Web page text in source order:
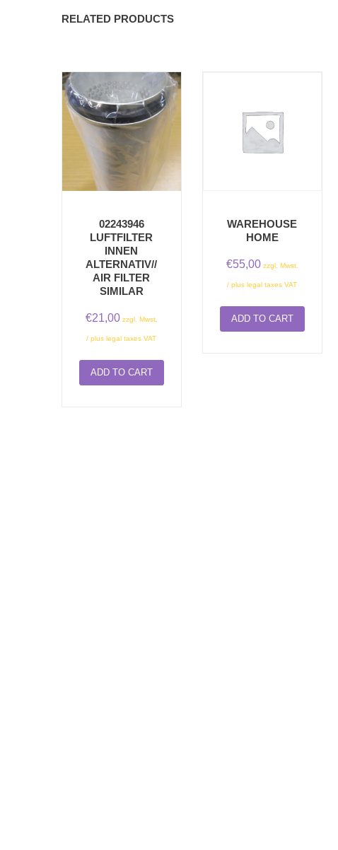
RELATED PRODUCTS
02243946
LUFTFILTER
INNEN
ALTERNATIV//
AIR FILTER
SIMILAR
€21,00 zzgl. Mwst.
/ plus legal taxes VAT
ADD TO CART
WAREHOUSE
HOME
€55,00 zzgl. Mwst.
/ plus legal taxes VAT
ADD TO CART